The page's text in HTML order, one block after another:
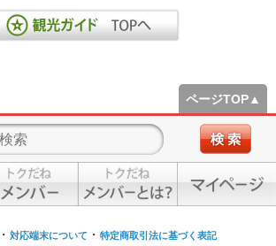
ページTOP▲
・ 対応端末について ・ 特定商取引法に基づく表記